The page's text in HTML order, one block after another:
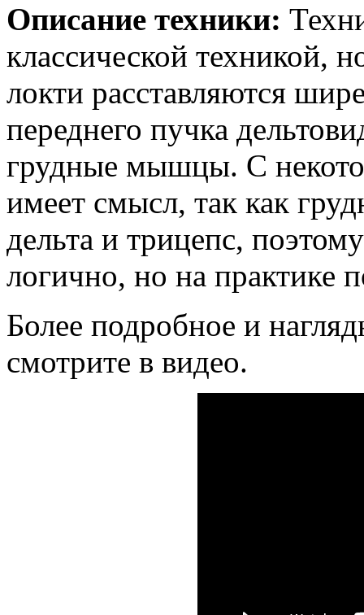
Описание техники:
классической техникой,
локти расставляются
переднего пучка
грудные мышцы. С
имеет смысл, так как
дельта и трицепс,
логично, но на практике
Более подробное и
смотрите в видео.